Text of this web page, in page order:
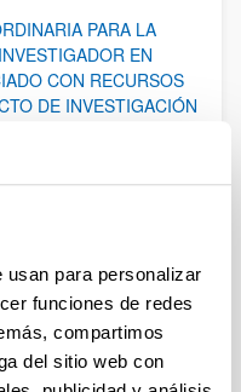
para personalizar
funciones de redes
compartimos
del sitio web con
PARA LA
EN
CON RECURSOS
DE INVESTIGACIÓN
y renovación de
en la
listado provisional de
2026: Relación